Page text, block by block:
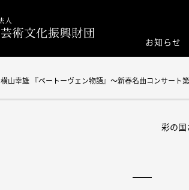
お知らせ
横山幸雄 『ベートーヴェン物語』～新春名曲コンサート
彩の